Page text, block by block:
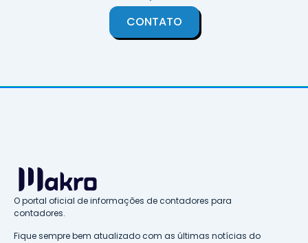
CONTATO
O portal oficial de informações de contadores para
contadores.
Fique sempre bem atualizado com as últimas notícias do